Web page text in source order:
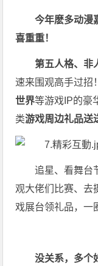
今年麽多动漫
喜重重！
第五人格、非
速来围观高手过招
世界等游戏IP的豪
类游戏周边礼品送
追星、看舞台
观大佬们比赛、去
戏展台领礼品，一
没关系，多个